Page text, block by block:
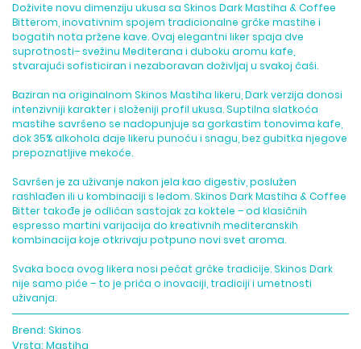
Doživite novu dimenziju ukusa sa Skinos Dark Mastiha & Coffee
Bitterom, inovativnim spojem tradicionalne grčke mastihe i
bogatih nota pržene kave. Ovaj elegantni liker spaja dve
suprotnosti– svežinu Mediterana i duboku aromu kafe,
stvarajući sofisticiran i nezaboravan doživljaj u svakoj čaši.
Baziran na originalnom Skinos Mastiha likeru, Dark verzija donosi
intenzivniji karakter i složeniji profil ukusa. Suptilna slatkoća
mastihe savršeno se nadopunjuje sa gorkastim tonovima kafe,
dok 35% alkohola daje likeru punoću i snagu, bez gubitka njegove
prepoznatljive mekoće.
Savršen je za uživanje nakon jela kao digestiv, poslužen
rashlađen ili u kombinaciji s ledom. Skinos Dark Mastiha & Coffee
Bitter takođe je odličan sastojak za koktele – od klasičnih
espresso martini varijacija do kreativnih mediteranskih
kombinacija koje otkrivaju potpuno novi svet aroma.
Svaka boca ovog likera nosi pečat grčke tradicije. Skinos Dark
nije samo piće – to je priča o inovaciji, tradiciji i umetnosti
uživanja.
Brend:Skinos
Vrsta:Mastiha